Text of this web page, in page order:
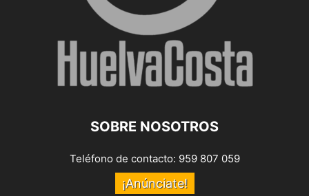
SOBRE NOSOTROS
Teléfono de contacto: 959 807 059
¡Anúnciate!